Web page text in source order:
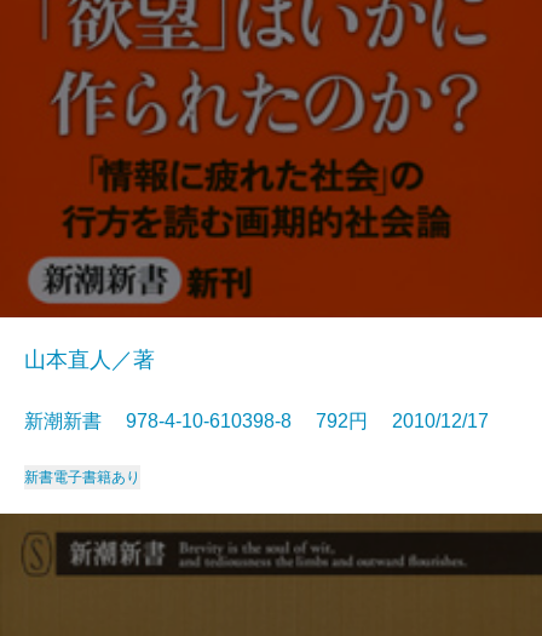
山本直人／著
新潮新書 978-4-10-610398-8 792円 2010/12/17
新書電子書籍あり